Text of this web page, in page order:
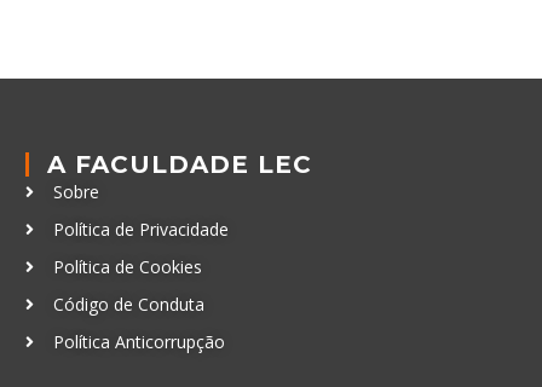
A FACULDADE LEC
Sobre
Política de Privacidade
Política de Cookies
Código de Conduta
Política Anticorrupção